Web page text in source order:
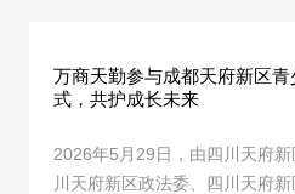
万商天勤参与成都天府新区
式，共护成长未来
2026年5月29日，由四川天府
川天府新区政法委、四川天府